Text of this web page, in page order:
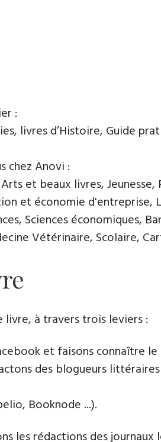
:
livres d’Histoire, Guide
chez Anovi :
et beaux livres,
et économie
Sciences économiques,
Vétérinaire, Scolaire,
livre​, à travers trois leviers :
et faisons connaître
des blogueurs
Booknode ...).
les rédactions des